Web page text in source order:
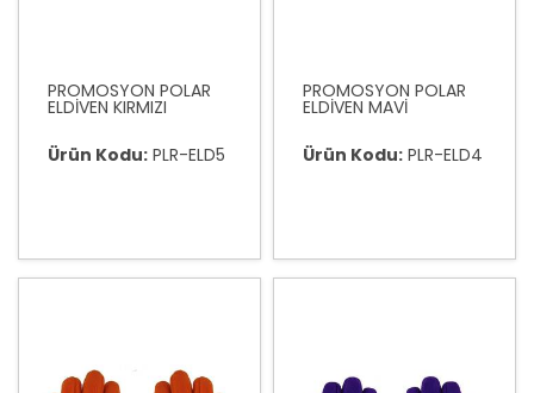
PROMOSYON POLAR
ELDİVEN KIRMIZI
Ürün Kodu: PLR-ELD5
PROMOSYON POLAR
ELDİVEN MAVİ
Ürün Kodu: PLR-ELD4